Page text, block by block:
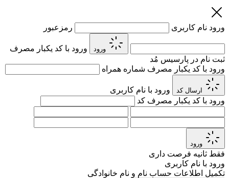
ورود نام کاربری رمزعبور
ورود
ورود با کد یکبار مصرف
ثبت نام در پارسیس مُد
ورود با کد یکبار مصرف شماره همراه
ارسال کد
ورود با نام کاربری
ورود با کد یکبار مصرف کد
ورود
فقط ثانیه فرصت داری
ورود با نام کاربری
تکمیل اطلاعات حساب نام و نام خانوادگی